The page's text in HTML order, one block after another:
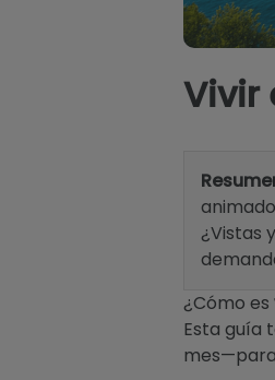
Vivir
¿Vistas
¿Cómo es
Esta guía